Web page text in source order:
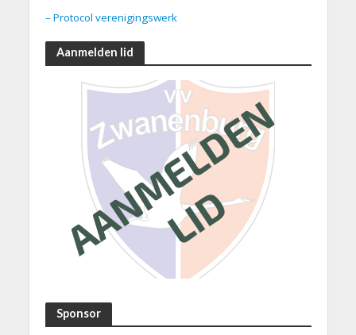
– Protocol verenigingswerk
Aanmelden lid
Sponsor